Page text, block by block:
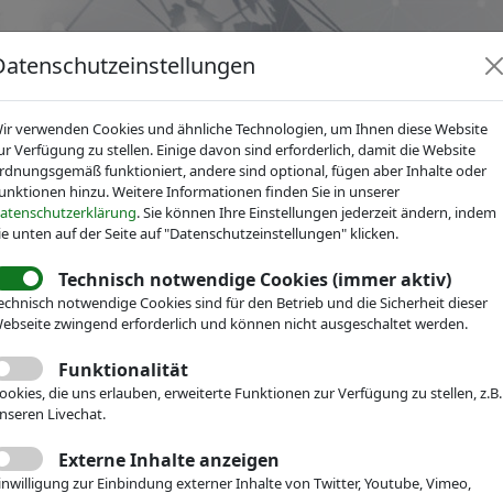
News Dienstleistungen Fachgruppen Über IVAM
Veranstaltungen
für
verwenden Cookies und ähnliche Technologien, um Ihnen diese Website
Verfügung zu stellen. Einige davon sind erforderlich, damit die Website
funktioniert, andere sind optional, fügen aber Inhalte oder
hinzu. Weitere Informationen finden Sie in unserer
. Sie können Ihre Einstellungen jederzeit ändern, indem
unten auf der Seite auf "Datenschutzeinstellungen" klicken.
Technisch notwendige Cookies (immer aktiv)
notwendige Cookies sind für den Betrieb und die Sicherheit dieser
zwingend erforderlich und können nicht ausgeschaltet werden.
Funktionalität
die uns erlauben, erweiterte Funktionen zur Verfügung zu stellen, z.B.
Livechat.
Externe Inhalte anzeigen
zur Einbindung externer Inhalte von Twitter, Youtube, Vimeo,